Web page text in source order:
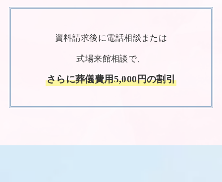
資料請求後に電話相談または
式場来館相談で、
さらに葬儀費用5,000円の割引